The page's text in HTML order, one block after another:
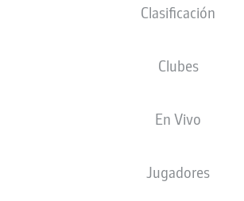
Clasificación
Clubes
En Vivo
Jugadores
14.09.1972